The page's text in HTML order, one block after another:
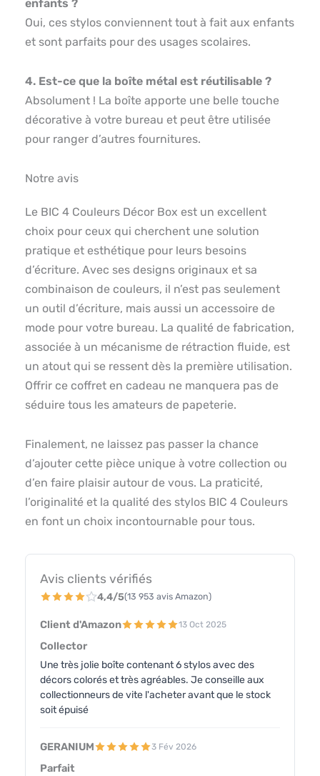
enfants ?
Oui, ces stylos conviennent tout à fait aux enfants
et sont parfaits pour des usages scolaires.
4. Est-ce que la boîte métal est réutilisable ?
Absolument ! La boîte apporte une belle touche
décorative à votre bureau et peut être utilisée
pour ranger d’autres fournitures.
Notre avis
Le BIC 4 Couleurs Décor Box est un excellent
choix pour ceux qui cherchent une solution
pratique et esthétique pour leurs besoins
d’écriture. Avec ses designs originaux et sa
combinaison de couleurs, il n’est pas seulement
un outil d’écriture, mais aussi un accessoire de
mode pour votre bureau. La qualité de fabrication,
associée à un mécanisme de rétraction fluide, est
un atout qui se ressent dès la première utilisation.
Offrir ce coffret en cadeau ne manquera pas de
séduire tous les amateurs de papeterie.
Finalement, ne laissez pas passer la chance
d’ajouter cette pièce unique à votre collection ou
d’en faire plaisir autour de vous. La praticité,
l’originalité et la qualité des stylos BIC 4 Couleurs
en font un choix incontournable pour tous.
Avis clients vérifiés
4,4/5(13 953 avis Amazon)
Client d'Amazon 13 Oct 2025
Collector
Une très jolie boîte contenant 6 stylos avec des
décors colorés et très agréables. Je conseille aux
collectionneurs de vite l'acheter avant que le stock
soit épuisé
GERANIUM 3 Fév 2026
Parfait